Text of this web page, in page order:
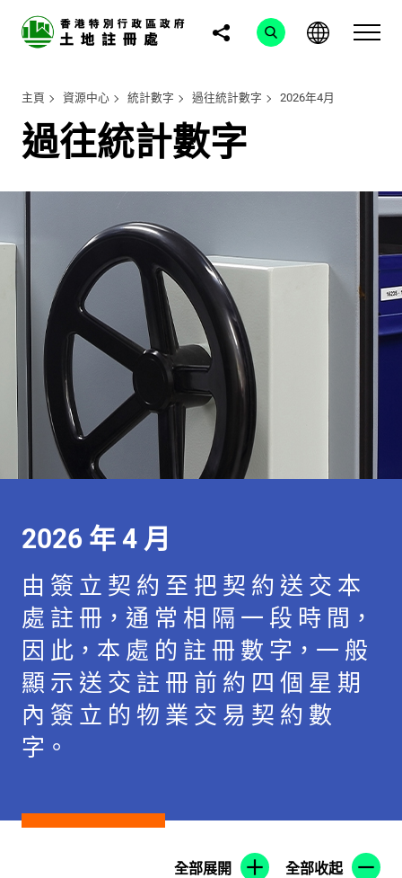
主頁 資源中心 統計數字 過往統計數字 2026年4月
過往統計數字
2026 年 4 月
由 簽 立 契 約 至 把 契 約 送 交 本
處 註 冊，通 常 相 隔 一 段 時 間，
因 此，本 處 的 註 冊 數 字，一 般
顯 示 送 交 註 冊 前 約 四 個 星 期
內 簽 立 的 物 業 交 易 契 約 數
字。
全部展開 全部收起